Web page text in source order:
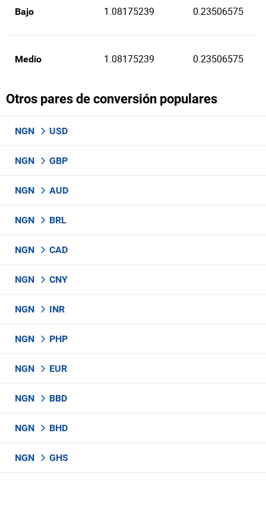
Bajo 1.08175239 0.23506575
Medio 1.08175239 0.23506575
Otros pares de conversión populares
NGN USD
NGN GBP
NGN AUD
NGN BRL
NGN CAD
NGN CNY
NGN INR
NGN PHP
NGN EUR
NGN BBD
NGN BHD
NGN GHS